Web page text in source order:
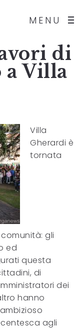
MENU
di
a Villa
Villa
Gherardi è
tornata
gli
ed
questa
di
dei
hanno
agli